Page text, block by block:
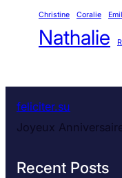
Christine Coralie
Nathalie
feliciter.su
Joyeux
Recent Posts